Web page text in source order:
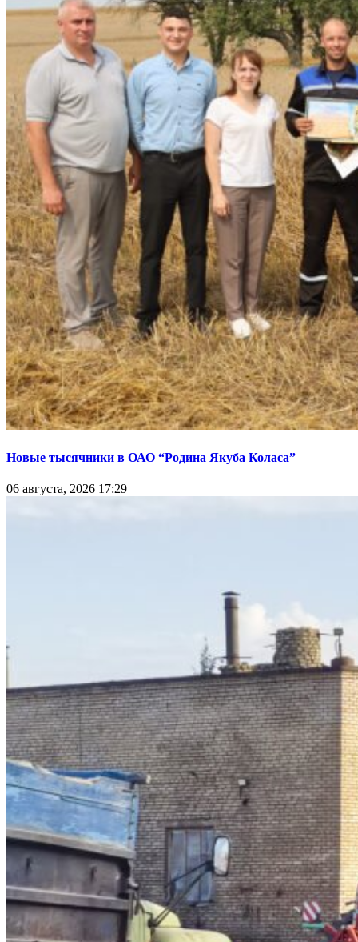
Новые тысячники в ОАО “Родина Якуба Коласа”
06 августа, 2026 17:29